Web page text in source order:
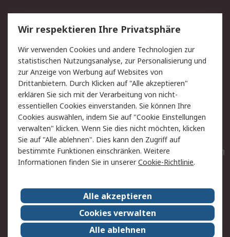
Service
Value Added Services
Lieferlösungen
Rücksendungen
Kontakt
Hilfe
Privatkunden
Rechtliches
AGB
Datenschutz
Cookie-Richtlinie
Zahlungsbedingungen
Copyright/Impressum
Entsorgung
Elektrogeräte/Batterien
RS weltweit
Karriere bei RS
Nachhaltigkeit
Qualität/Umwelt/ZertifikatePresse-Center
Wir respektieren Ihre Privatsphäre
Wir verwenden Cookies und andere Technologien zur
statistischen Nutzungsanalyse, zur Personalisierung und
zur Anzeige von Werbung auf Websites von
Drittanbietern. Durch Klicken auf "Alle akzeptieren"
erklären Sie sich mit der Verarbeitung von nicht-
essentiellen Cookies einverstanden. Sie können Ihre
Cookies auswählen, indem Sie auf "Cookie Einstellungen
verwalten" klicken. Wenn Sie dies nicht möchten, klicken
Sie auf "Alle ablehnen". Dies kann den Zugriff auf
bestimmte Funktionen einschränken. Weitere
Informationen finden Sie in unsererCookie-Richtlinie.
Alle akzeptieren
Cookies verwalten
Alle ablehnen